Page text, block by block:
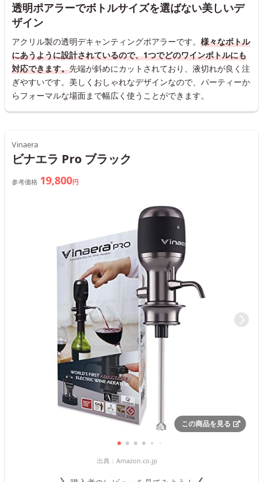
透明ポアラーでボトルサイズを選ばない美しいデ
ザイン
アクリル製の透明デキャンティングポアラーです。 様々なボトル
にあうように設計されているので、1つでどのワインボトルにも
対応できます。先端が斜めにカットされており、液切れが良く注
ぎやすいです。美しくおしゃれなデザインなので、パーティーか
らフォーマルな場面まで幅広く使うことができます。
Vinaera
ビナエラ Pro ブラック
参考価格 19,800円
この商品を見る
出典： Amazon.co.jp